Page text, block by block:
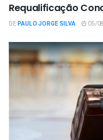
Requalificação
DEPAULO JORGE SILVA 05/